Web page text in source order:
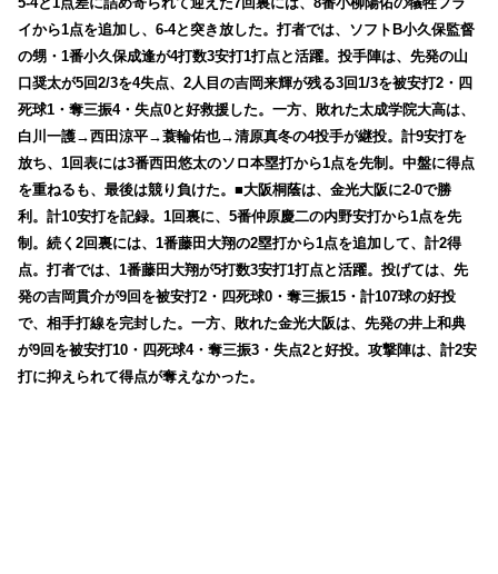
イから1点を追加し、6-4と突き放した。打者では、ソフトB小久保監督
の甥・1番小久保成逢が4打数3安打1打点と活躍。投手陣は、先発の山
口奨太が5回2/3を4失点、2人目の吉岡来輝が残る3回1/3を被安打2・四
死球1・奪三振4・失点0と好救援した。一方、敗れた太成学院大高は、
白川一護→西田涼平→蓑輪佑也→清原真冬の4投手が継投。計9安打を
放ち、1回表には3番西田悠太のソロ本塁打から1点を先制。中盤に得点
を重ねるも、最後は競り負けた。■大阪桐蔭は、金光大阪に2-0で勝
利。計10安打を記録。1回裏に、5番仲原慶二の内野安打から1点を先
制。続く2回裏には、1番藤田大翔の2塁打から1点を追加して、計2得
点。打者では、1番藤田大翔が5打数3安打1打点と活躍。投げては、先
発の吉岡貫介が9回を被安打2・四死球0・奪三振15・計107球の好投
で、相手打線を完封した。一方、敗れた金光大阪は、先発の井上和典
が9回を被安打10・四死球4・奪三振3・失点2と好投。攻撃陣は、計2安
打に抑えられて得点が奪えなかった。